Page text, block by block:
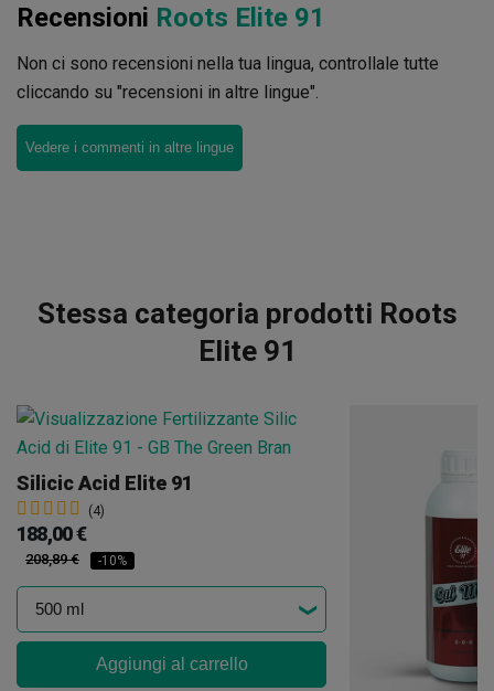
Recensioni Roots Elite 91
Non ci sono recensioni nella tua lingua, controllale tutte
cliccando su "recensioni in altre lingue".
Vedere i commenti in altre lingue
Stessa categoria prodotti Roots
Elite 91
Silicic Acid Elite 91
(4)
188,00 €
208,89 € -10%
Aggiungi al carrello